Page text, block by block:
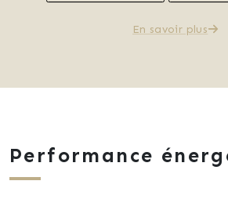
En savoir plus
Performance